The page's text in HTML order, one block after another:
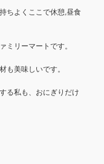
ちよくここで休憩,昼食
ミリーマートです。
も美味しいです。
る私も、おにぎりだけ